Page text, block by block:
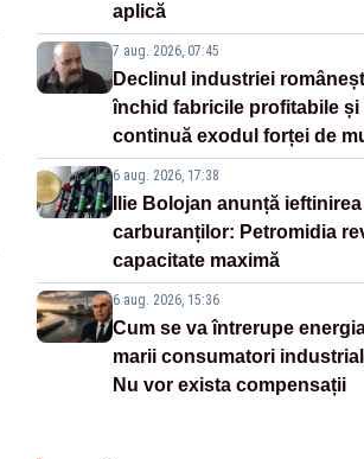
aplică
7 aug. 2026, 07:45
Declinul industriei
închid fabricile profitabile și
continuă exodul forței de
6 aug. 2026, 17:38
Ilie Bolojan anunță ieftinirea
carburanților: Petromidia
capacitate maximă
6 aug. 2026, 15:36
Cum se va întrerupe
marii consumatori
Nu vor exista compensații